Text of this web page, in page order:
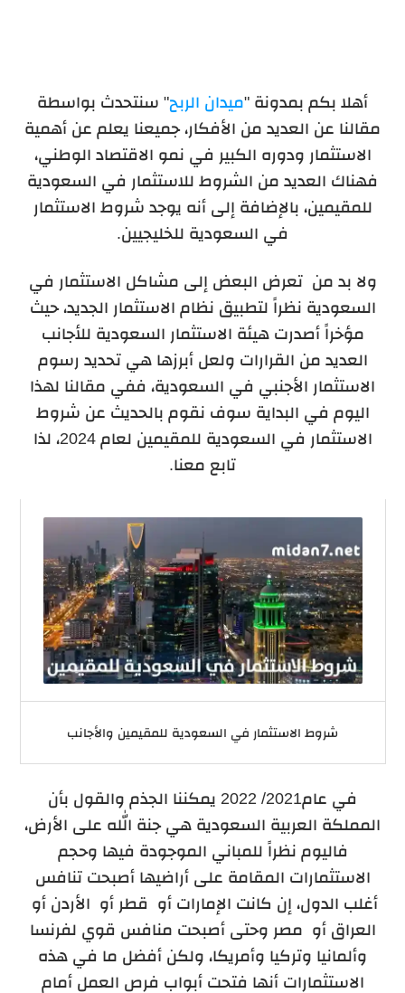
أهلا بكم بمدونة "ميدان الربح" سنتحدث بواسطة
مقالنا عن العديد من الأفكار، جميعنا يعلم عن أهمية
الاستثمار ودوره الكبير في نمو الاقتصاد الوطني،
فهناك العديد من الشروط للاستثمار في السعودية
للمقيمين، بالإضافة إلى أنه يوجد شروط الاستثمار
في السعودية للخليجيين.
ولا بد من تعرض البعض إلى مشاكل الاستثمار في
السعودية نظراً لتطبيق نظام الاستثمار الجديد، حيث
مؤخراً أصدرت هيئة الاستثمار السعودية للأجانب
العديد من القرارات ولعل أبرزها هي تحديد رسوم
الاستثمار الأجنبي في السعودية، ففي مقالنا لهذا
اليوم في البداية سوف نقوم بالحديث عن شروط
الاستثمار في السعودية للمقيمين لعام 2024، لذا
تابع معنا.
شروط الاستثمار في السعودية للمقيمين والأجانب
في عام2021/ 2022 يمكننا الجذم والقول بأن
المملكة العربية السعودية هي جنة الله على الأرض،
فاليوم نظراً للمباني الموجودة فيها وحجم
الاستثمارات المقامة على أراضيها أصبحت تنافس
أغلب الدول، إن كانت الإمارات أو قطر أو الأردن أو
العراق أو مصر وحتى أصبحت منافس قوي لفرنسا
وألمانيا وتركيا وأمريكا، ولكن أفضل ما في هذه
الاستثمارات أنها فتحت أبواب فرص العمل أمام